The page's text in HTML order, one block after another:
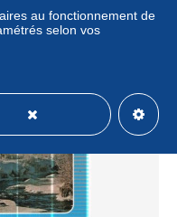
Professionnel
au fonctionnement de
selon vos